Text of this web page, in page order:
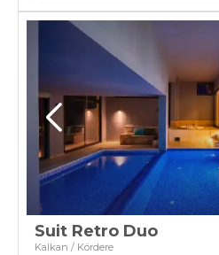
Suit Retro Duo
Kalkan / Kördere